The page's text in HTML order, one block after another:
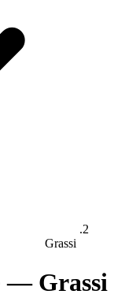
Grassi
Grassi — جميع الآلات